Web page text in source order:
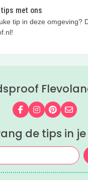
met ons
tip in deze omgeving?
Volg ons op
Volg ons op
Volg ons
Mail
de tips in